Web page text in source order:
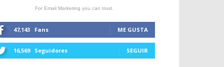
For Email Marketing you can trust.
47,143 Fans ME GUSTA
16,569 Seguidores SEGUIR